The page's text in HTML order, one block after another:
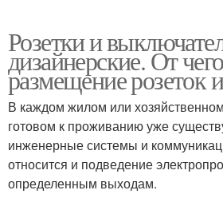
Розетки и
дизайнерские. От
размещение розеток
В каждом жилом или
готовом к проживанию уже
инженерные системы и
относится и подведение
определенным выходам.